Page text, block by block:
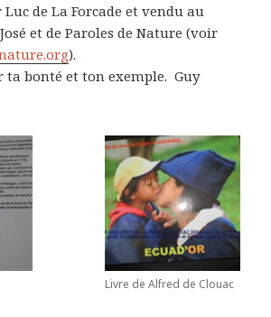
de La Forcade et vendu au
et de Paroles de Nature (voir
.org).
ta bonté et ton exemple.Guy
Livre de Alfred de Clouac